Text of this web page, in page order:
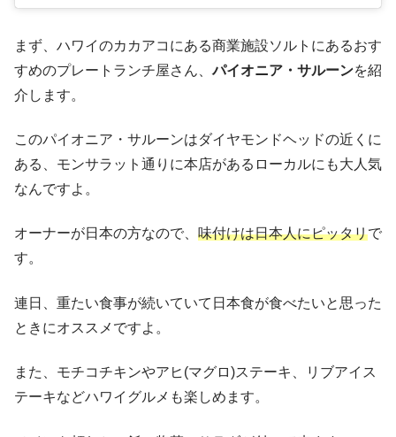
まず、ハワイのカカアコにある商業施設ソルトにあるおす
すめのプレートランチ屋さん、パイオニア・サルーンを紹
介します。
このパイオニア・サルーンはダイヤモンドヘッドの近くに
ある、モンサラット通りに本店があるローカルにも大人気
なんですよ。
オーナーが日本の方なので、 味付けは日本人にピッタリで
す。
連日、重たい食事が続いていて日本食が食べたいと思った
ときにオススメですよ。
また、モチコチキンやアヒ(マグロ)ステーキ、リブアイス
テーキなどハワイグルメも楽しめます。